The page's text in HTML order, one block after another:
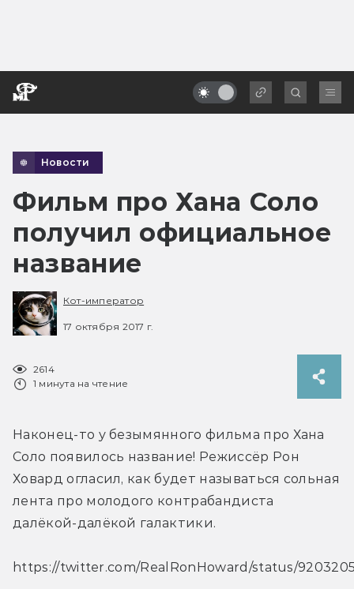
Новости
Фильм про Хана Соло
получил официальное
название
Кот-император
17 октября 2017 г.
2614
1 минута на чтение
Наконец-то у безымянного фильма про Хана
Соло появилось название! Режиссёр Рон
Ховард огласил, как будет называться сольная
лента про молодого контрабандиста
далёкой-далёкой галактики.
https://twitter.com/RealRonHoward/status/